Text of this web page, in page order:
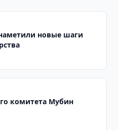
новые шаги
комитета Мубин